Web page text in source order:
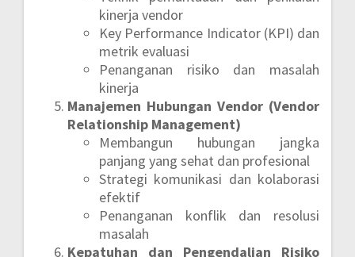
kinerja vendor
Key Performance Indicator (KPI) dan
metrik evaluasi
Penanganan risiko dan masalah
kinerja
Manajemen Hubungan Vendor (Vendor
Relationship Management)
Membangun hubungan jangka
panjang yang sehat dan profesional
Strategi komunikasi dan kolaborasi
efektif
Penanganan konflik dan resolusi
masalah
Kepatuhan dan Pengendalian Risiko